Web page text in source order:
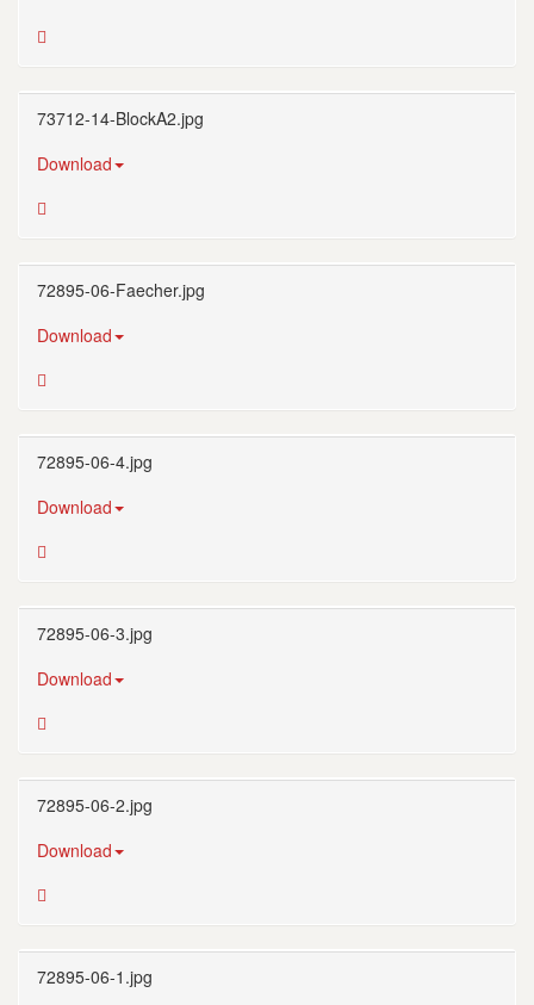
73712-14-BlockA2.jpg
Download
72895-06-Faecher.jpg
Download
72895-06-4.jpg
Download
72895-06-3.jpg
Download
72895-06-2.jpg
Download
72895-06-1.jpg